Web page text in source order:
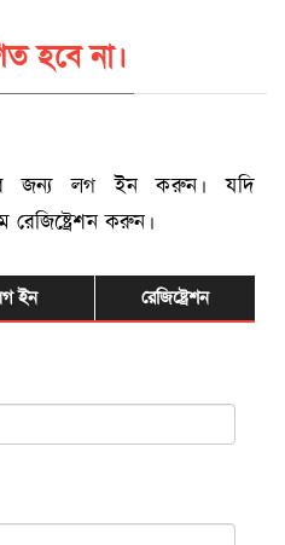
হবে না।
জন্য লগ ইন করুন। যদি
রেজিষ্ট্রেশন করুন।
ইন রেজিষ্ট্রেশন